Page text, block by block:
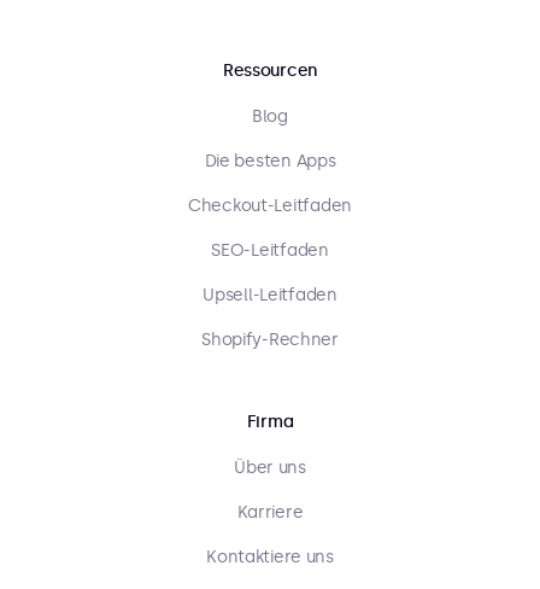
Ressourcen
Blog
Die besten Apps
Checkout-Leitfaden
SEO-Leitfaden
Upsell-Leitfaden
Shopify-Rechner
Firma
Über uns
Karriere
Kontaktiere uns